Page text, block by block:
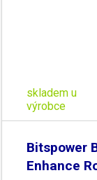
skladem u
výrobce
Bitspower
Enhance